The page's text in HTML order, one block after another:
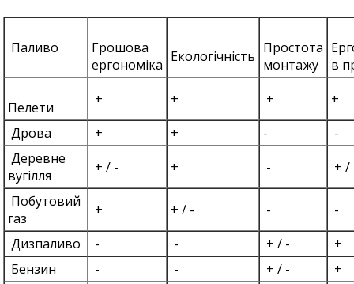
Паливо
Грошова
ергономіка Екологічність Простота
монтажу
в
Пелети + + +
+
Дрова
+ + -
-
Деревне
вугілля
+ / - + -
+ /
Побутовий
газ
+ + / - -
-
Дизпаливо
- - + / -
+
Бензин
- - + / -
+